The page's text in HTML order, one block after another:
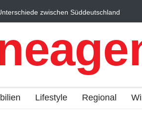
zwischen Süddeutschland
erklärt
Lifestyle Regional